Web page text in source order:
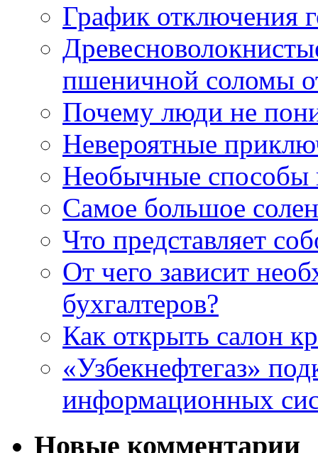
График отключения
пшеничной соломы
Почему люди не
Невероятные
Необычные способы
Самое большое
Что представляет
От чего зависит
бухгалтеров?
Как открыть салон
«Узбекнефтегаз»
информационных
Новые комментарии